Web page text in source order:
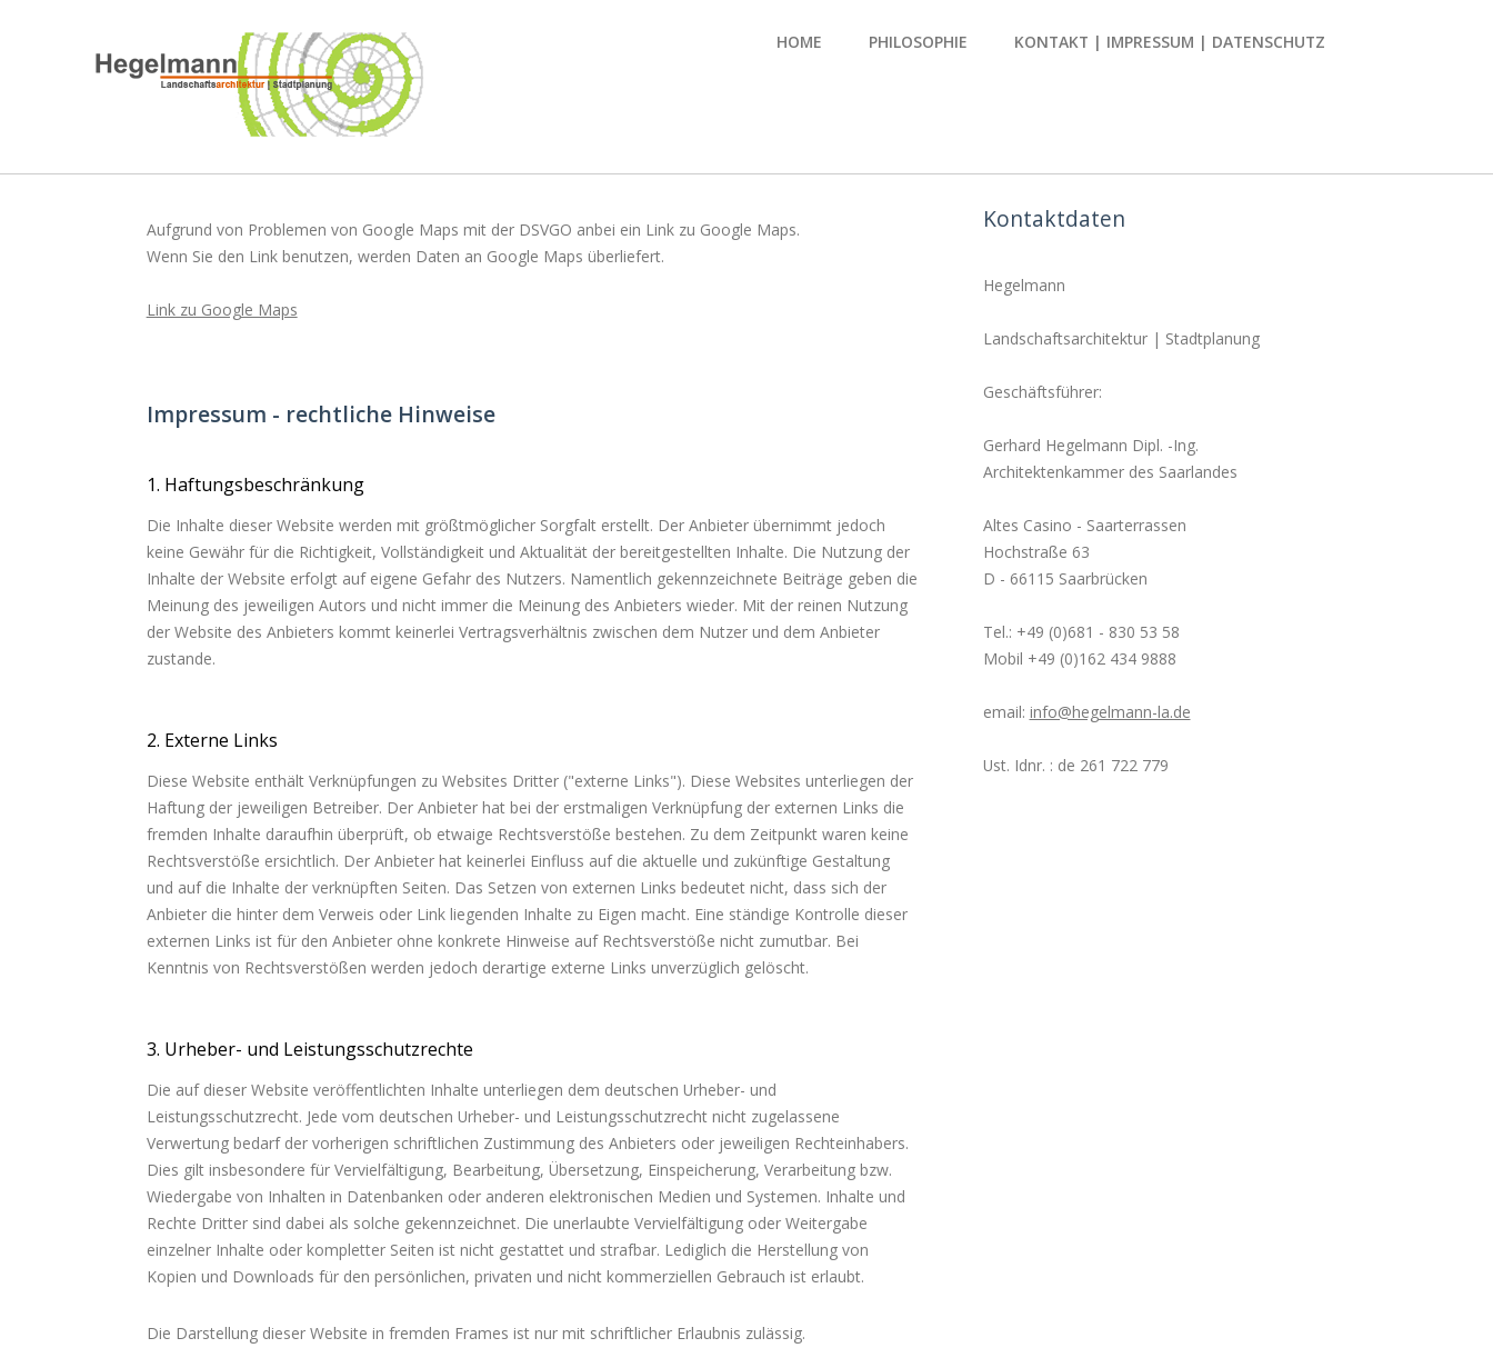
HOME PHILOSOPHIE KONTAKT | IMPRESSUM | DATENSCHUTZ
Aufgrund von Problemen von Google Maps mit der DSVGO anbei ein Link zu Google Maps.
Wenn Sie den Link benutzen, werden Daten an Google Maps überliefert.
Link zu Google Maps
Impressum - rechtliche Hinweise
1. Haftungsbeschränkung
Die Inhalte dieser Website werden mit größtmöglicher Sorgfalt erstellt. Der Anbieter übernimmt jedoch
keine Gewähr für die Richtigkeit, Vollständigkeit und Aktualität der bereitgestellten Inhalte. Die Nutzung der
Inhalte der Website erfolgt auf eigene Gefahr des Nutzers. Namentlich gekennzeichnete Beiträge geben die
Meinung des jeweiligen Autors und nicht immer die Meinung des Anbieters wieder. Mit der reinen Nutzung
der Website des Anbieters kommt keinerlei Vertragsverhältnis zwischen dem Nutzer und dem Anbieter
zustande.
2. Externe Links
Diese Website enthält Verknüpfungen zu Websites Dritter ("externe Links"). Diese Websites unterliegen der
Haftung der jeweiligen Betreiber. Der Anbieter hat bei der erstmaligen Verknüpfung der externen Links die
fremden Inhalte daraufhin überprüft, ob etwaige Rechtsverstöße bestehen. Zu dem Zeitpunkt waren keine
Rechtsverstöße ersichtlich. Der Anbieter hat keinerlei Einfluss auf die aktuelle und zukünftige Gestaltung
und auf die Inhalte der verknüpften Seiten. Das Setzen von externen Links bedeutet nicht, dass sich der
Anbieter die hinter dem Verweis oder Link liegenden Inhalte zu Eigen macht. Eine ständige Kontrolle dieser
externen Links ist für den Anbieter ohne konkrete Hinweise auf Rechtsverstöße nicht zumutbar. Bei
Kenntnis von Rechtsverstößen werden jedoch derartige externe Links unverzüglich gelöscht.
3. Urheber- und Leistungsschutzrechte
Die auf dieser Website veröffentlichten Inhalte unterliegen dem deutschen Urheber- und
Leistungsschutzrecht. Jede vom deutschen Urheber- und Leistungsschutzrecht nicht zugelassene
Verwertung bedarf der vorherigen schriftlichen Zustimmung des Anbieters oder jeweiligen Rechteinhabers.
Dies gilt insbesondere für Vervielfältigung, Bearbeitung, Übersetzung, Einspeicherung, Verarbeitung bzw.
Wiedergabe von Inhalten in Datenbanken oder anderen elektronischen Medien und Systemen. Inhalte und
Rechte Dritter sind dabei als solche gekennzeichnet. Die unerlaubte Vervielfältigung oder Weitergabe
einzelner Inhalte oder kompletter Seiten ist nicht gestattet und strafbar. Lediglich die Herstellung von
Kopien und Downloads für den persönlichen, privaten und nicht kommerziellen Gebrauch ist erlaubt.
Die Darstellung dieser Website in fremden Frames ist nur mit schriftlicher Erlaubnis zulässig.
Kontaktdaten
Hegelmann
Landschaftsarchitektur | Stadtplanung
Geschäftsführer:
Gerhard Hegelmann Dipl. -Ing.
Architektenkammer des Saarlandes
Altes Casino - Saarterrassen
Hochstraße 63
D - 66115 Saarbrücken
Tel.: +49 (0)681 - 830 53 58
Mobil +49 (0)162 434 9888
email: info@hegelmann-la.de
Ust. Idnr. : de 261 722 779